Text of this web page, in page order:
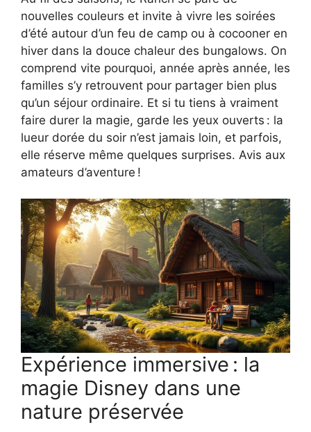
nouvelles couleurs et invite à vivre les soirées
d’été autour d’un feu de camp ou à cocooner en
hiver dans la douce chaleur des bungalows. On
comprend vite pourquoi, année après année, les
familles s’y retrouvent pour partager bien plus
qu’un séjour ordinaire. Et si tu tiens à vraiment
faire durer la magie, garde les yeux ouverts : la
lueur dorée du soir n’est jamais loin, et parfois,
elle réserve même quelques surprises. Avis aux
amateurs d’aventure !
Expérience immersive : la
magie Disney dans une
nature préservée